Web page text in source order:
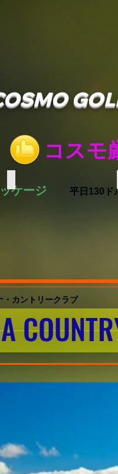
ケージ 平日130
・カントリークラブ
コスモ